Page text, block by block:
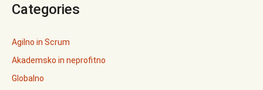
Categories
Agilno in Scrum
Akademsko in neprofitno
Globalno